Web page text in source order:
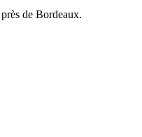
de Bordeaux.